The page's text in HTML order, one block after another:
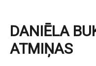
DANIĒLA
ATMIŅAS